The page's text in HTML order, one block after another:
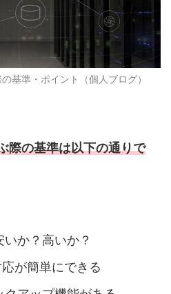
基準・ポイント（個人ブログ）
際の基準は以下の通りで
か？高いか？
が簡単にできる